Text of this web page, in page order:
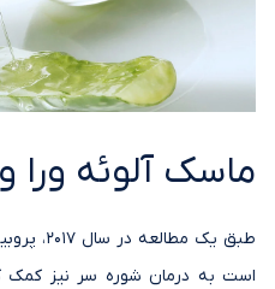
ماسک آلوئه
طبق یک
است به درمان شوره سر نیز کمک